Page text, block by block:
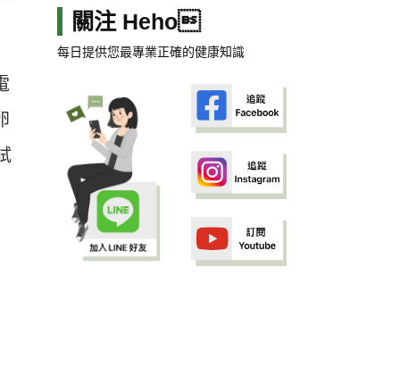
關注 Heho
每日提供您最專業正確的健康知識